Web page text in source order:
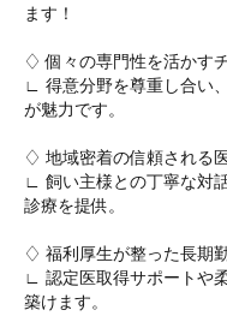
ます！
♢ 個々の専門性を活かす
∟ 得意分野を尊重し合い
が魅力です。
♢ 地域密着の信頼される
∟ 飼い主様との丁寧な対
診療を提供。
♢ 福利厚生が整った長期
∟ 認定医取得サポートや
築けます。